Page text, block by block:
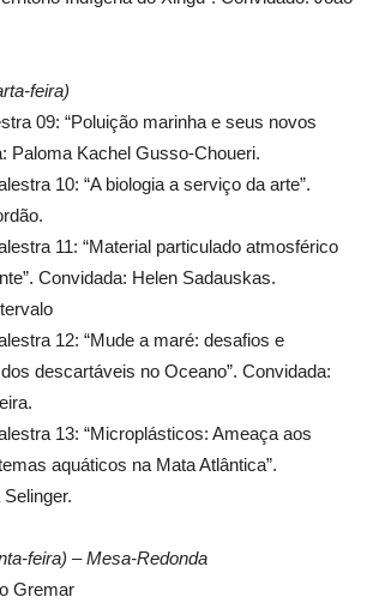
feira)
09: “Poluição marinha e seus novos
Paloma Kachel Gusso-Choueri.
10: “A biologia a serviço da arte”.
11: “Material particulado atmosférico
Convidada: Helen Sadauskas.
12: “Mude a maré: desafios e
descartáveis no Oceano”. Convidada:
13: “Microplásticos: Ameaça aos
aquáticos na Mata Atlântica”.
feira) – Mesa-Redonda
Gremar